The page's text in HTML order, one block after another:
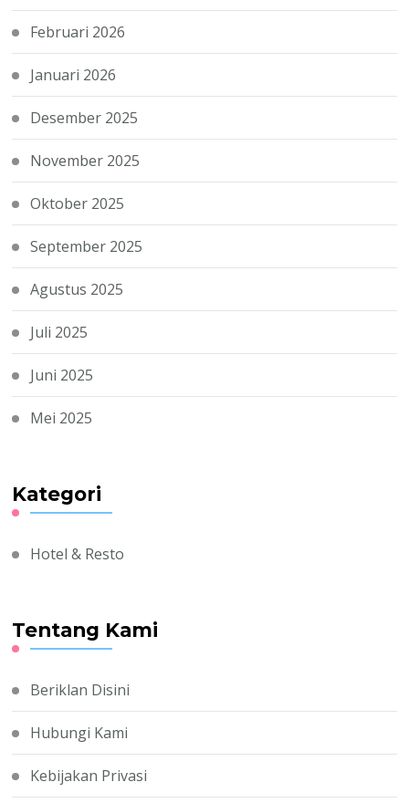
Februari 2026
Januari 2026
Desember 2025
November 2025
Oktober 2025
September 2025
Agustus 2025
Juli 2025
Juni 2025
Mei 2025
Kategori
Hotel & Resto
Tentang Kami
Beriklan Disini
Hubungi Kami
Kebijakan Privasi